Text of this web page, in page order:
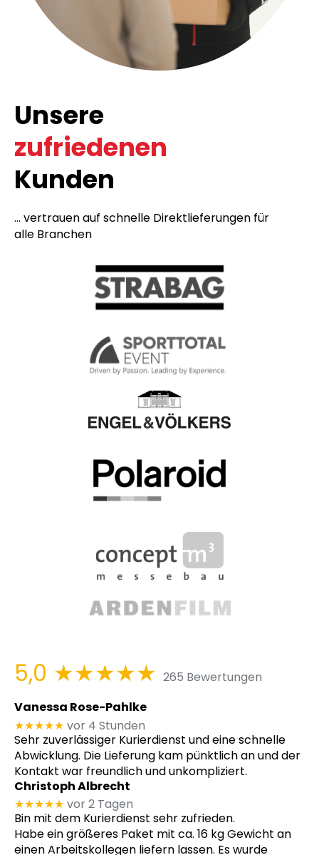
Unsere
zufriedenen
Kunden
... vertrauen auf schnelle Direktlieferungen für
alle Branchen
5,0 ★★★★★ 265 Bewertungen
Vanessa Rose-Pahlke
★★★★★ vor 4 Stunden
Sehr zuverlässiger Kurierdienst und eine schnelle
Abwicklung. Die Lieferung kam pünktlich an und der
Kontakt war freundlich und unkompliziert.
Christoph Albrecht
★★★★★ vor 2 Tagen
Bin mit dem Kurierdienst sehr zufrieden.
Habe ein größeres Paket mit ca. 16 kg Gewicht an
einen Arbeitskollegen liefern lassen. Es wurde